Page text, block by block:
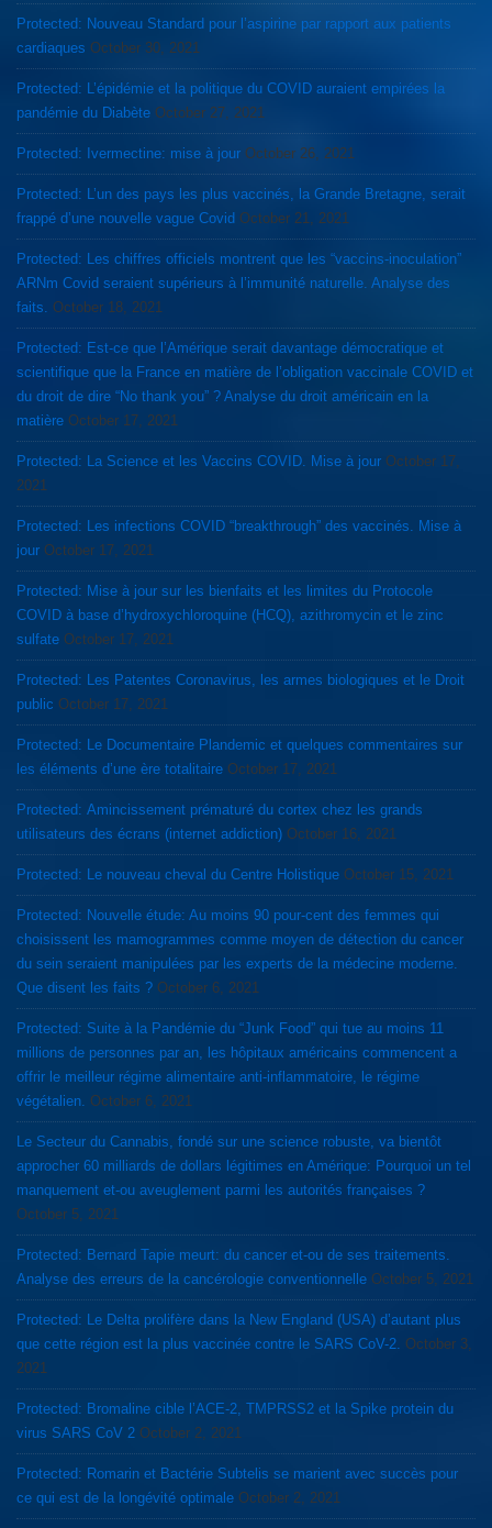
Protected: Nouveau Standard pour l’aspirine par rapport aux patients
cardiaques October 30, 2021
Protected: L’épidémie et la politique du COVID auraient empirées la
pandémie du Diabète October 27, 2021
Protected: Ivermectine: mise à jour October 26, 2021
Protected: L’un des pays les plus vaccinés, la Grande Bretagne, serait
frappé d’une nouvelle vague Covid October 21, 2021
Protected: Les chiffres officiels montrent que les “vaccins-inoculation”
ARNm Covid seraient supérieurs à l’immunité naturelle. Analyse des
faits.
October 18, 2021
Protected: Est-ce que l’Amérique serait davantage démocratique et
scientifique que la France en matière de l’obligation vaccinale COVID et
du droit de dire “No thank you” ? Analyse du droit américain en la
matière October 17, 2021
Protected: La Science et les Vaccins COVID. Mise à jour October 17,
2021
Protected: Les infections COVID “breakthrough” des vaccinés. Mise à
jour October 17, 2021
Protected: Mise à jour sur les bienfaits et les limites du Protocole
COVID à base d’hydroxychloroquine (HCQ), azithromycin et le zinc
sulfate October 17, 2021
Protected: Les Patentes Coronavirus, les armes biologiques et le Droit
public October 17, 2021
Protected: Le Documentaire Plandemic et quelques commentaires sur
les éléments d’une ère totalitaire October 17, 2021
Protected: Amincissement prématuré du cortex chez les grands
utilisateurs des écrans (internet addiction) October 16, 2021
Protected: Le nouveau cheval du Centre Holistique October 15, 2021
Protected: Nouvelle étude: Au moins 90 pour-cent des femmes qui
choisissent les mamogrammes comme moyen de détection du cancer
du sein seraient manipulées par les experts de la médecine moderne.
Que disent les faits ? October 6, 2021
Protected: Suite à la Pandémie du “Junk Food” qui tue au moins 11
millions de personnes par an, les hôpitaux américains commencent a
offrir le meilleur régime alimentaire anti-inflammatoire, le régime
végétalien. October 6, 2021
Le Secteur du Cannabis, fondé sur une science robuste, va bientôt
approcher 60 milliards de dollars légitimes en Amérique: Pourquoi un tel
manquement et-ou aveuglement parmi les autorités françaises ?
October 5, 2021
Protected: Bernard Tapie meurt: du cancer et-ou de ses traitements.
Analyse des erreurs de la cancérologie conventionnelle October 5, 2021
Protected: Le Delta prolifère dans la New England (USA) d’autant plus
que cette région est la plus vaccinée contre le SARS CoV-2. October 3,
2021
Protected: Bromaline cible l’ACE-2, TMPRSS2 et la Spike protein du
virus SARS CoV 2 October 2, 2021
Protected: Romarin et Bactérie Subtelis se marient avec succès pour
ce qui est de la longévité optimale October 2, 2021